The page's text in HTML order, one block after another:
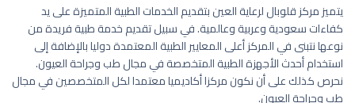
يتميز مركز قلوبال لرعاية العين بتقديم الخدمات الطبية المتميزة على يد
كفاءات سعودية وعربية وعالمية. في سبيل تقديم خدمة طبية فريدة من
نوعها نتبنى في المركز أعلى المعايير الطبية المعتمدة دوليا بالإضافة إلى
استخدام أحدث الأجهزة الطبية المتخصصة في مجال طب وجراحة العيون.
نحرص كذلك على أن نكون مركزا أكاديميا معتمدا لكل المتخصصين في مجال
طب وجراحة العيون.